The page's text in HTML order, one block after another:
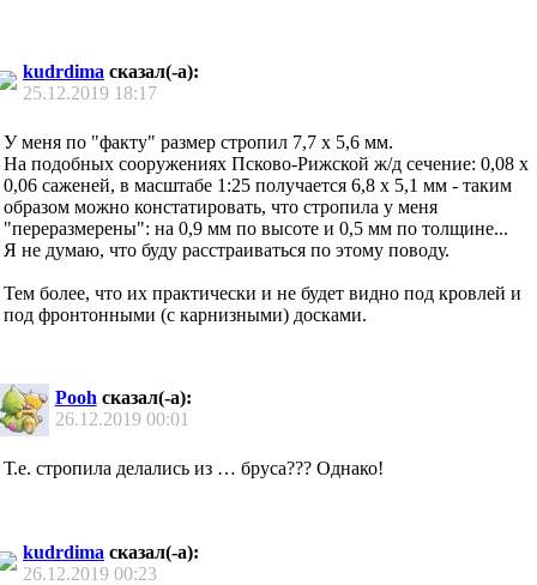
kudrdima сказал(-а):
25.12.2019 18:17
У меня по "факту" размер стропил 7,7 х 5,6 мм.
На подобных сооружениях Псково-Рижской ж/д сечение: 0,08 х
0,06 саженей, в масштабе 1:25 получается 6,8 х 5,1 мм - таким
образом можно констатировать, что стропила у меня
"переразмерены": на 0,9 мм по высоте и 0,5 мм по толщине...
Я не думаю, что буду расстраиваться по этому поводу.
Тем более, что их практически и не будет видно под кровлей и
под фронтонными (с карнизными) досками.
Pooh сказал(-а):
26.12.2019 00:01
Т.е. стропила делались из … бруса??? Однако!
kudrdima сказал(-а):
26.12.2019 00:23